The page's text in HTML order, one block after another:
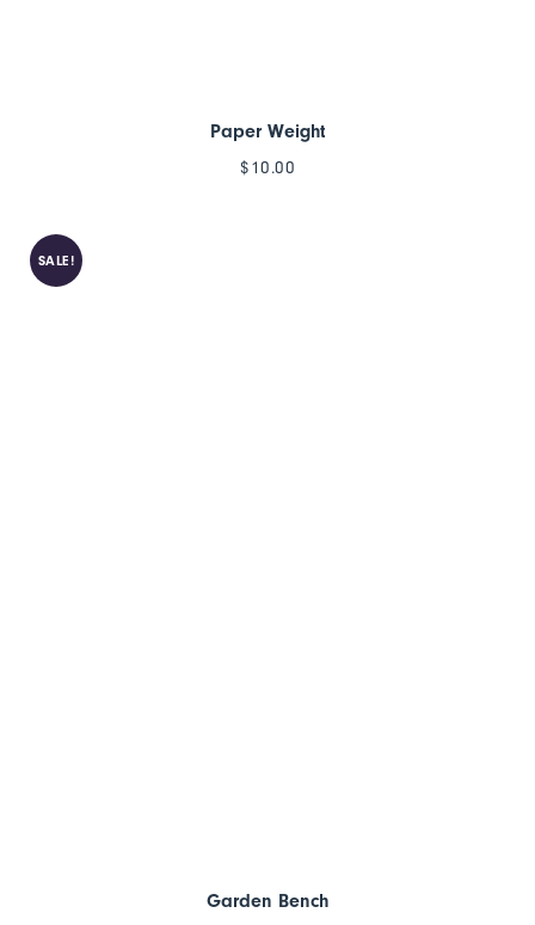
Paper Weight
$10.00
SALE!
Garden Bench